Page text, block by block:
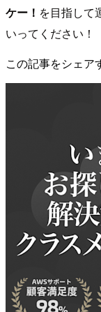
ケー！ を目指して
いってください！
この記事をシェア